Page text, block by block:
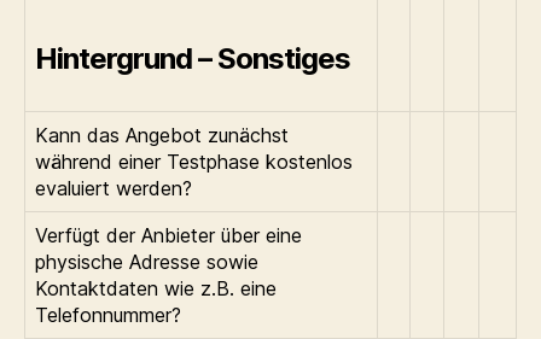
Hintergrund – Sonstiges
Kann das Angebot zunächst
während einer Testphase kostenlos
evaluiert werden?
Verfügt der Anbieter über eine
physische Adresse sowie
Kontaktdaten wie z.B. eine
Telefonnummer?